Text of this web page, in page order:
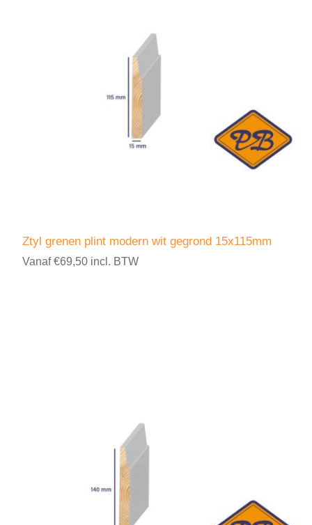
Ztyl grenen plint modern wit gegrond 15x115mm
Vanaf €69,50 incl. BTW